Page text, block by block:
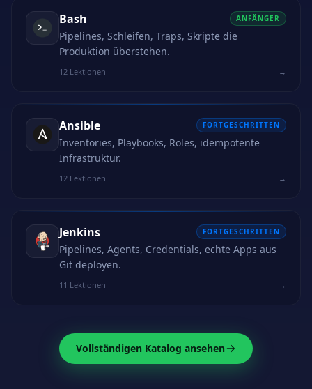
Bash ANFÄNGER
Pipelines, Schleifen, Traps, Skripte die
Produktion überstehen.
12 Lektionen →
Ansible FORTGESCHRITTEN
Inventories, Playbooks, Roles, idempotente
Infrastruktur.
12 Lektionen →
Jenkins FORTGESCHRITTEN
Pipelines, Agents, Credentials, echte Apps aus
Git deployen.
11 Lektionen →
Vollständigen Katalog ansehen